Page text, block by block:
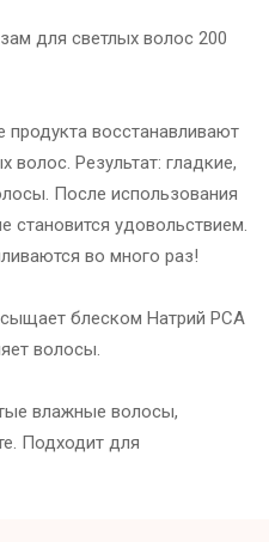
для светлых волос 200
восстанавливают
волос. Результат: гладкие,
После использования
становится удовольствием.
во много раз!
блеском Натрий PCA
волосы.
влажные волосы,
Подходит для